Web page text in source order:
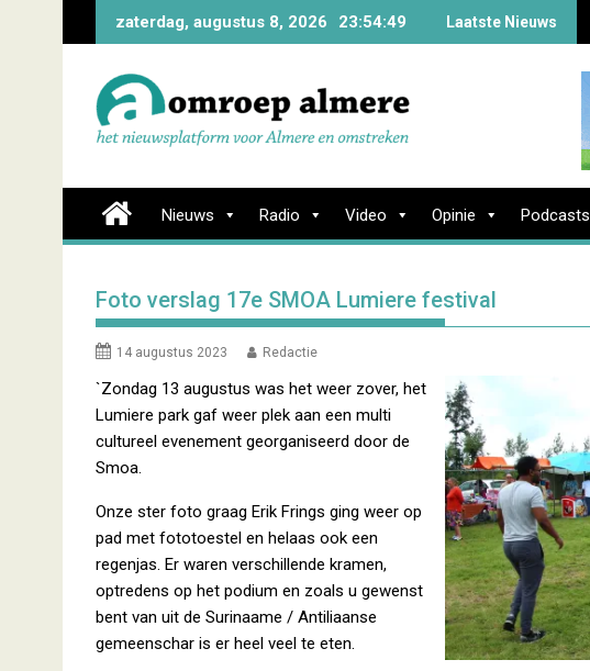
zaterdag, augustus 8, 2026 23:54:51 Laatste Nieuws
Nieuws Radio Video Opinie Podcasts
Foto verslag 17e SMOA Lumiere festival
14 augustus 2023 Redactie
`Zondag 13 augustus was het weer zover, het
Lumiere park gaf weer plek aan een multi
cultureel evenement georganiseerd door de
Smoa.
Onze ster foto graag Erik Frings ging weer op
pad met fototoestel en helaas ook een
regenjas. Er waren verschillende kramen,
optredens op het podium en zoals u gewenst
bent van uit de Surinaame / Antiliaanse
gemeenschar is er heel veel te eten.